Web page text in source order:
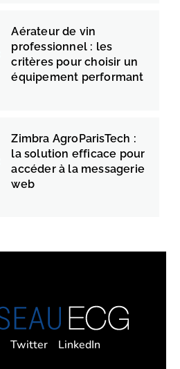
Aérateur de vin
professionnel : les
critères pour choisir un
équipement performant
Zimbra AgroParisTech :
la solution efficace pour
accéder à la messagerie
web
Twitter LinkedIn